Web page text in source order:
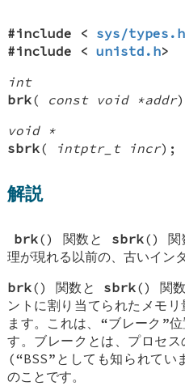
#include < sys/types.h
#include <unistd.h>
int
brk( const void *addr
void *
sbrk( intptr_t incr);
解説
brk() 関数と sbrk() 関
理が現れる以前の、古いイン
brk() 関数と sbrk() 関数
ントに割り当てられたメモ
ます。これは、“ブレーク”
す。ブレークとは、プロセ
(“BSS”としても知られて
のことです。